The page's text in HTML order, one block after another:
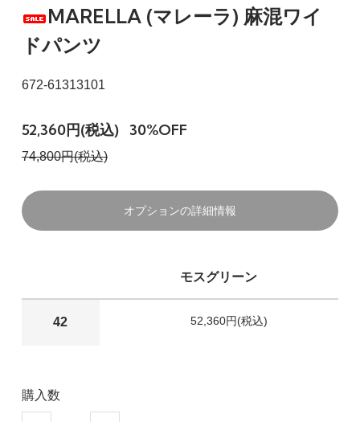
MARELLA (マレーラ) 麻混ワイ
ドパンツ
672-61313101
52,360円(税込) 30%OFF
74,800円(税込)
オプションの詳細情報
モスグリーン
42 52,360円(税込)
購入数